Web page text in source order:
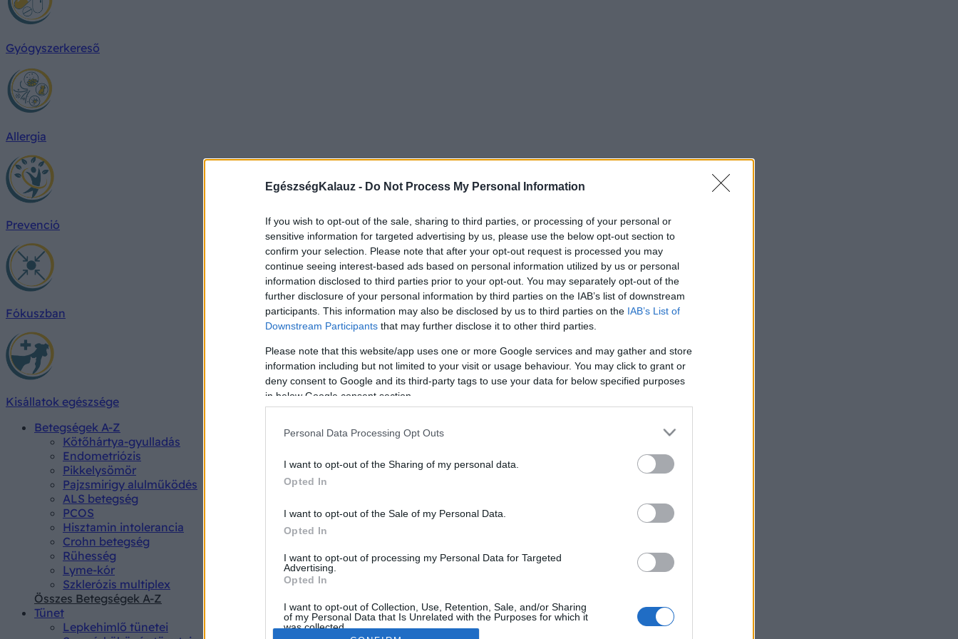
EgészségKalauz - Do Not Process My Personal Information
If you wish to opt-out of the sale, sharing to third parties, or processing of your personal or
sensitive information for targeted advertising by us, please use the below opt-out section to
confirm your selection. Please note that after your opt-out request is processed you may
continue seeing interest-based ads based on personal information utilized by us or personal
information disclosed to third parties prior to your opt-out. You may separately opt-out of the
further disclosure of your personal information by third parties on the IAB’s list of downstream
participants. This information may also be disclosed by us to third parties on the IAB’s List of
Downstream Participants that may further disclose it to other third parties.
Please note that this website/app uses one or more Google services and may gather and store
information including but not limited to your visit or usage behaviour. You may click to grant or
deny consent to Google and its third-party tags to use your data for below specified purposes
in below Google consent section.
Personal Data Processing Opt Outs
I want to opt-out of the Sharing of my personal data.
Opted In
I want to opt-out of the Sale of my Personal Data.
Opted In
I want to opt-out of processing my Personal Data for Targeted
Advertising.
Opted In
I want to opt-out of Collection, Use, Retention, Sale, and/or Sharing
of my Personal Data that Is Unrelated with the Purposes for which it
was collected.
Gyógyszerkereső
Allergia
Prevenció
Fókuszban
Kisállatok egészsége
Betegségek A-Z
Kötőhártya-gyulladás
Endometriózis
Pikkelysömör
Pajzsmirigy alulműködés
ALS betegség
PCOS
Hisztamin intolerancia
Crohn betegség
Rühesség
Lyme-kór
Szklerózis multiplex
Összes Betegségek A-Z
Tünet
Lepkehimlő tünetei